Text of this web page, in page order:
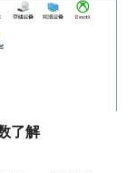
面中，大家
认是每5000毫
改为3000毫
，更改完成
了解